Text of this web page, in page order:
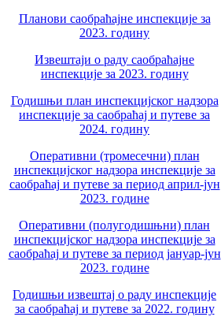
Планови саобраћајне инспекције за
2023. годину
Извештаји о раду саобраћајне
инспекције за 2023. годину
Годишњи план инспекцијског надзора
инспекције за саобраћај и путеве за
2024. годину
Оперативни (тромесечни) план
инспекцијског надзора инспекције за
саобраћај и путеве за период април-јун
2023. године
Оперативни (полугодишњни) план
инспекцијског надзора инспекције за
саобраћај и путеве за период јануар-јун
2023. године
Годишњи извештај о раду инспекције
за саобраћај и путеве за 2022. годину